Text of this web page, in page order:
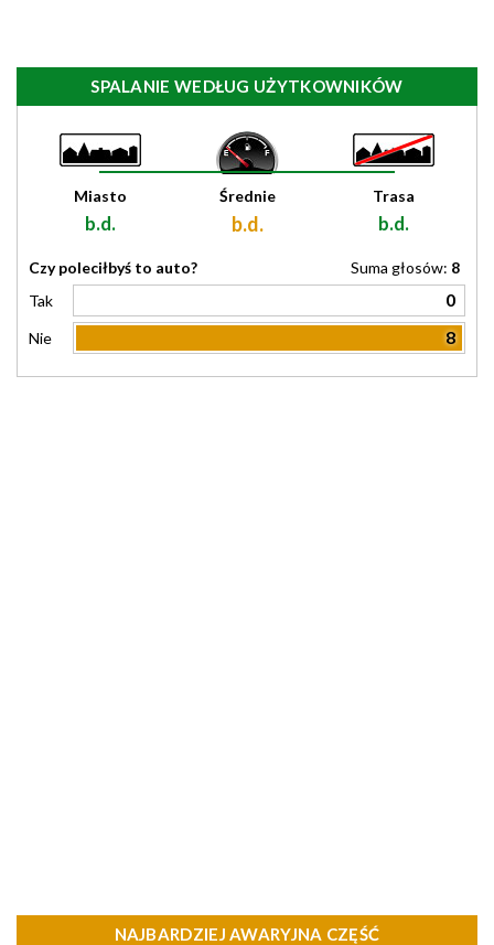
SPALANIE WEDŁUG UŻYTKOWNIKÓW
Miasto
b.d.
Średnie
b.d.
Trasa
b.d.
Czy poleciłbyś to auto? Suma głosów: 8
Tak
0
Nie 8
NAJBARDZIEJ AWARYJNA CZĘŚĆ